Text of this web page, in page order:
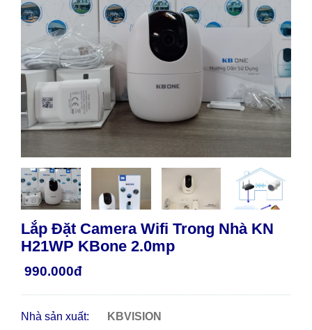
Lắp Đặt Camera Wifi Trong Nhà KN
H21WP KBone 2.0mp
990.000đ
Nhà sản xuất:
KBVISION